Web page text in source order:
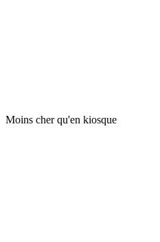
Moins cher qu'en kiosque